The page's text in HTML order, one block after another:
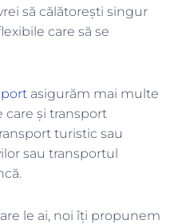
să călătorești singur
care să se
asigurăm mai multe
și transport
turistic sau
sau transportul
le ai, noi îți propunem